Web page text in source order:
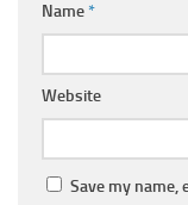
Name*
Website
Save my name,